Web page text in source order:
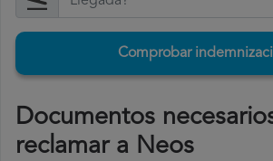
Comprobar
Documentos
reclamar a Neos